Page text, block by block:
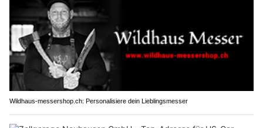
Wildhaus-messershop.ch: Personalisiere dein Lieblingsmesser